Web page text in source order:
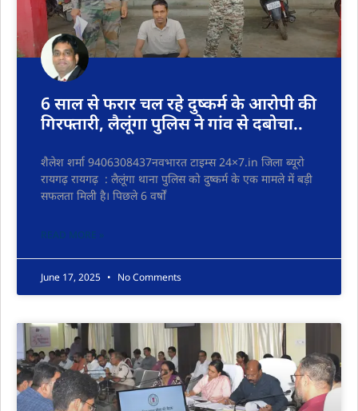
6 साल से फरार चल रहे दुष्कर्म के आरोपी की
गिरफ्तारी, लैलूंगा पुलिस ने गांव से दबोचा..
शैलेश शर्मा 9406308437नवभारत टाइम्स 24×7.in जिला ब्यूरो
रायगढ़ रायगढ़ : लैलूंगा थाना पुलिस को दुष्कर्म के एक मामले में बड़ी
सफलता मिली है। पिछले 6 वर्षों
READ MORE »
June 17, 2025 No Comments